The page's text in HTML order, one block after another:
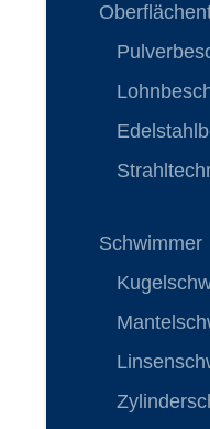
Schwimmer